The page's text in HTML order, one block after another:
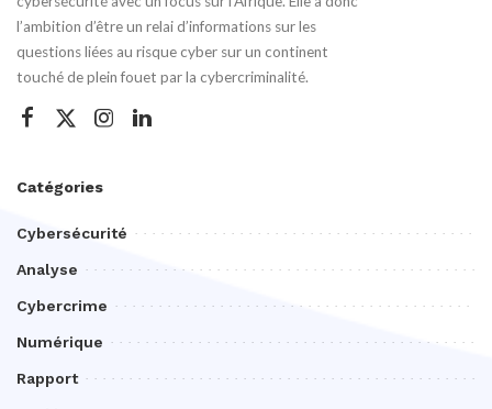
l’ambition d’être un relai d’informations sur les
questions liées au risque cyber sur un continent
touché de plein fouet par la cybercriminalité.
Catégories
Cybersécurité
Analyse
Cybercrime
Numérique
Rapport